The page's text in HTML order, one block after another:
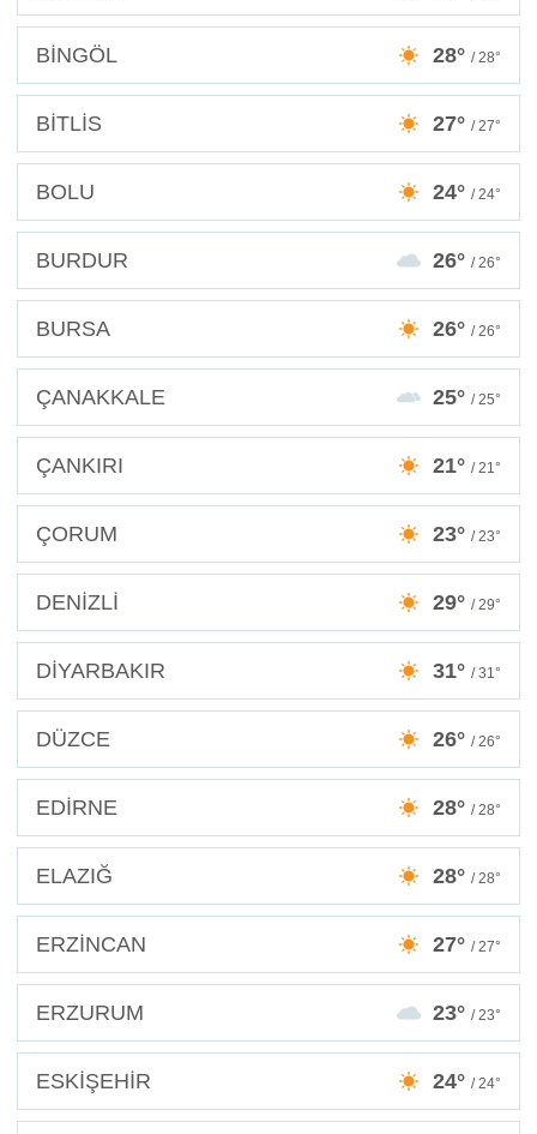
BİNGÖL 28° / 28°
BİTLİS 27° / 27°
BOLU 24° / 24°
BURDUR 26° / 26°
BURSA 26° / 26°
ÇANAKKALE 25° / 25°
ÇANKIRI 21° / 21°
ÇORUM 23° / 23°
DENİZLİ 29° / 29°
DİYARBAKIR 31° / 31°
DÜZCE 26° / 26°
EDİRNE 28° / 28°
ELAZIĞ 28° / 28°
ERZİNCAN 27° / 27°
ERZURUM 23° / 23°
ESKİŞEHİR 24° / 24°